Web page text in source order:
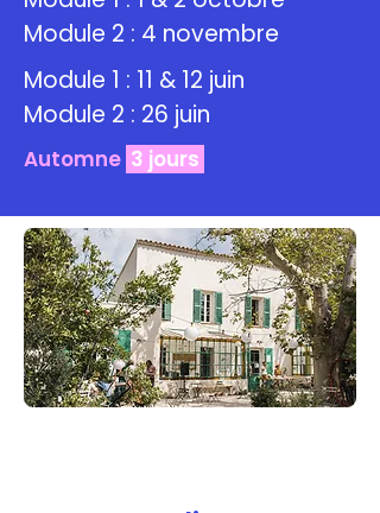
Module 2 : 4 novembre
Module 1 : 11 & 12 juin
Module 2 : 26 juin
Automne 3 jours